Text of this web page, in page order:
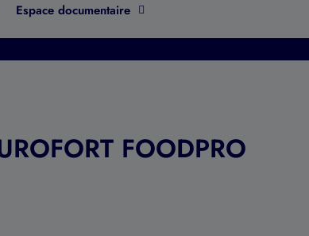
Espace documentaire
FOODPRO